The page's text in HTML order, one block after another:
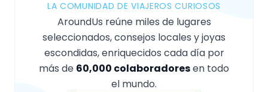
LA COMUNIDAD DE VIAJEROS CURIOSOS
AroundUs reúne miles de lugares
seleccionados, consejos locales y joyas
escondidas, enriquecidos cada día por
más de 60,000 colaboradoresen todo
el mundo.